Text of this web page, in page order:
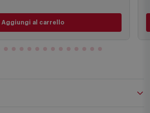
Aggiungi al carrello